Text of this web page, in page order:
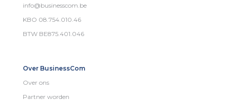
info@businesscom.be
KBO 08.754.010.46
BTW BE875.401.046
Over BusinessCom
Over ons
Partner worden